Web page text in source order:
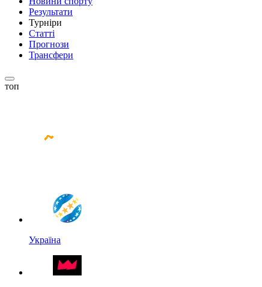
Результати
Турніри
Статті
Прогнози
Трансфери
топ
Україна